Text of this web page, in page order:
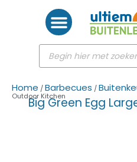
Home /Barbecues /
Outdoor Kitchen
Big Green Egg